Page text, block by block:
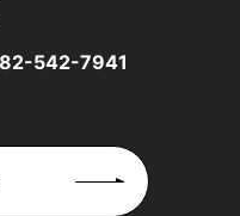
542-7941